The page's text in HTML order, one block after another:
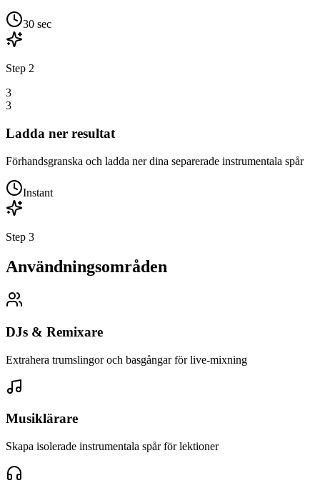
30 sec
Step 2
3
3
Ladda ner resultat
Förhandsgranska och ladda ner dina separerade instrumentala spår
Instant
Step 3
Användningsområden
DJs & Remixare
Extrahera trumslingor och basgångar för live-mixning
Musiklärare
Skapa isolerade instrumentala spår för lektioner